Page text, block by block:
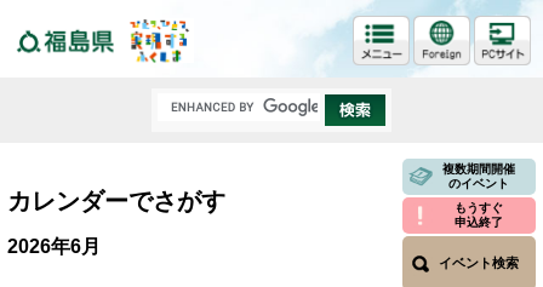
カレンダーでさがす
複数期間開催
のイベント
もうすぐ
申込終了
イベント検索
2026年6月